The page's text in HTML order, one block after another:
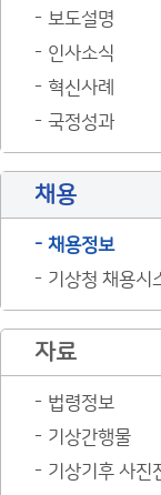
보도설명
인사소식
혁신사례
국정성과
채용
채용정보
기상청 채용시
자료
법령정보
기상간행물
기상기후 사진